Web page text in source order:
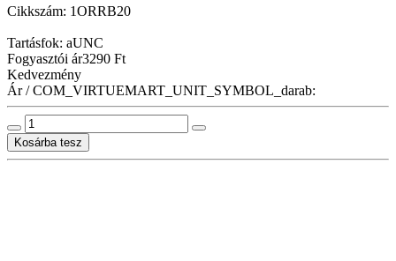
Cikkszám: 1ORRB20
Tartásfok: aUNC
Fogyasztói ár3290 Ft
Kedvezmény
Ár / COM_VIRTUEMART_UNIT_SYMBOL_darab: